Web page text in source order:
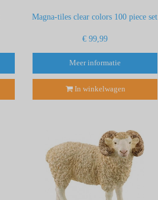
Magna-tiles clear colors 100 piece set
€ 99,99
Meer informatie
In winkelwagen